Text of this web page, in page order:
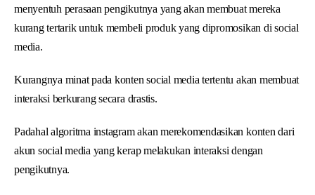
menyentuh perasaan pengikutnya yang akan membuat mereka
kurang tertarik untuk membeli produk yang dipromosikan di social
media.
Kurangnya minat pada konten social media tertentu akan membuat
interaksi berkurang secara drastis.
Padahal algoritma instagram akan merekomendasikan konten dari
akun social media yang kerap melakukan interaksi dengan
pengikutnya.